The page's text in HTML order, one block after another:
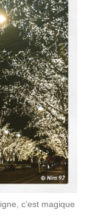
c’est magique